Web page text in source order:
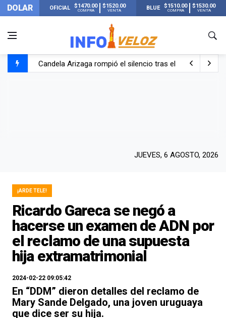
DOLAR OFICIAL $1470.00
COMPRA
$1520.00
VENTA BLUE $1510.00
COMPRA
$1530.00
VENTA
Candela Arizaga rompió el silencio tras el incidente con
JUEVES, 6 AGOSTO, 2026
¡ARDE TELE!
Ricardo Gareca se negó a
hacerse un examen de ADN por
el reclamo de una supuesta
hija extramatrimonial
2024-02-22 09:05:42
En “DDM” dieron detalles del reclamo de
Mary Sande Delgado, una joven uruguaya
que dice ser su hija.